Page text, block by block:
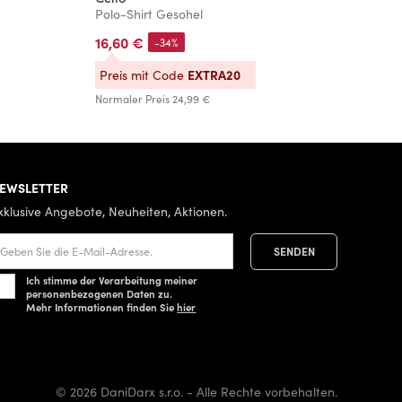
Polo-Shirt Gesohel
16,60 €
Normaler Preis24,99 €
-34%
Preis mit Code EXTRA20
Angebote, Neuheiten, Aktionen.
Ich stimme der Verarbeitung meiner
personenbezogenen Daten zu.
Mehr Informationen finden Siehier
© 2026 DaniDarx s.r.o. - Alle Rechte vorbehalten.